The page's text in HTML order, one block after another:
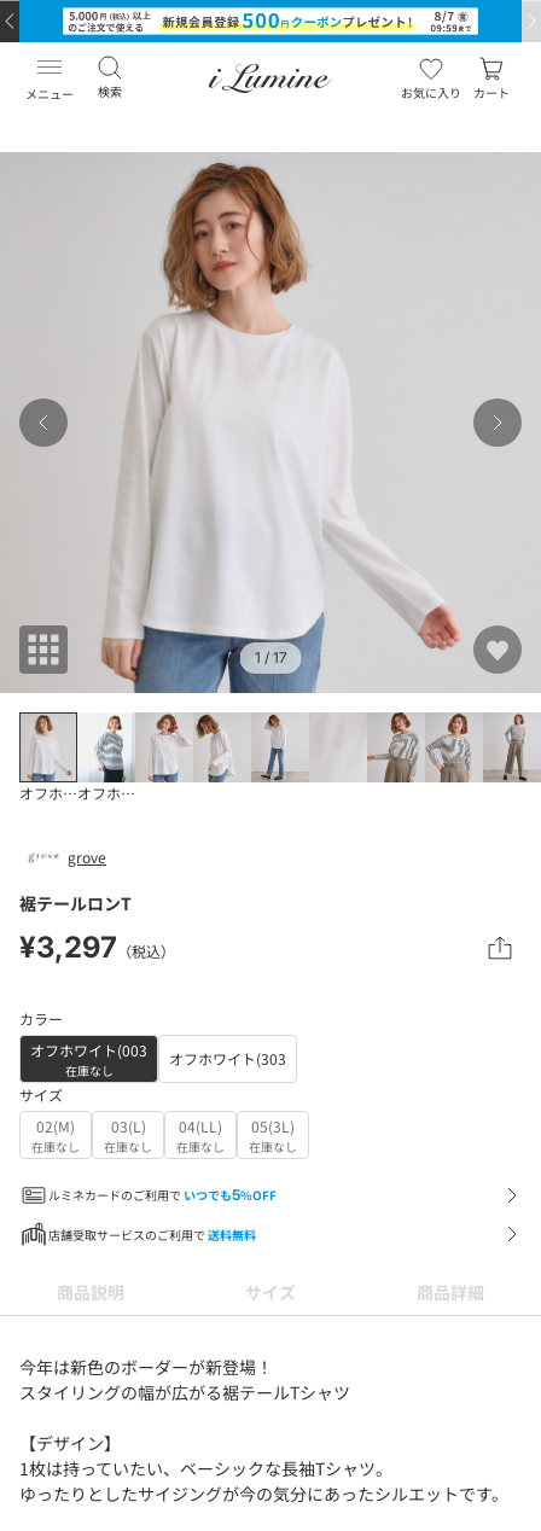
メニュー 検索 お気に入り カート
1 / 17
オフホワイト(003
オフホワイト(303
grove
裾テールロンT
¥3,297 （税込）
カラー
オフホワイト(003
在庫なし
オフホワイト(303
サイズ
02(M)
在庫なし
03(L)
在庫なし
04(LL)
在庫なし
05(3L)
在庫なし
ルミネカードのご利用で いつでも5%OFF
店舗受取サービスのご利用で 送料無料
商品説明 サイズ 商品詳細
今年は新色のボーダーが新登場！
スタイリングの幅が広がる裾テールTシャツ
【デザイン】
1枚は持っていたい、ベーシックな長袖Tシャツ。
ゆったりとしたサイジングが今の気分にあったシルエットです。